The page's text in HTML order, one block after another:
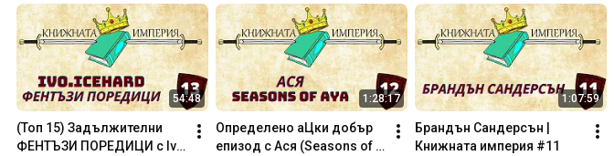
54:48
(Топ 15) Задължителни
ФЕНТЪЗИ ПОРЕДИЦИ с Ivo
1:28:17
Определено аЦки добър
епизод с Ася (Seasons of
1:07:59
Брандън Сандерсън |
Книжната империя #11